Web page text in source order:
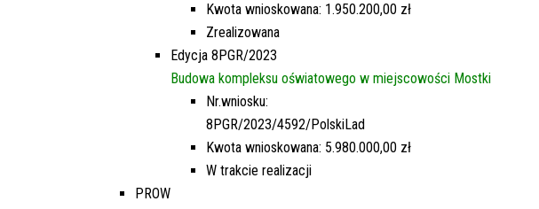
Kwota wnioskowana: 1.950.200,00 zł
Zrealizowana
Edycja 8PGR/2023
Budowa kompleksu oświatowego w miejscowości Mostki
Nr.wniosku:
8PGR/2023/4592/PolskiLad
Kwota wnioskowana: 5.980.000,00 zł
W trakcie realizacji
PROW